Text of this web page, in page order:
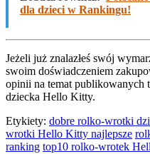
dla dzieci w Rankingu!
Jeżeli już znalazłeś swój
swoim doświadczeniem
opinii na temat publikowanych
dziecka Hello Kitty.
Etykiety: dobre rolko-wrotki
wrotki Hello Kitty najlepsze
ranking top10 rolko-wrotek